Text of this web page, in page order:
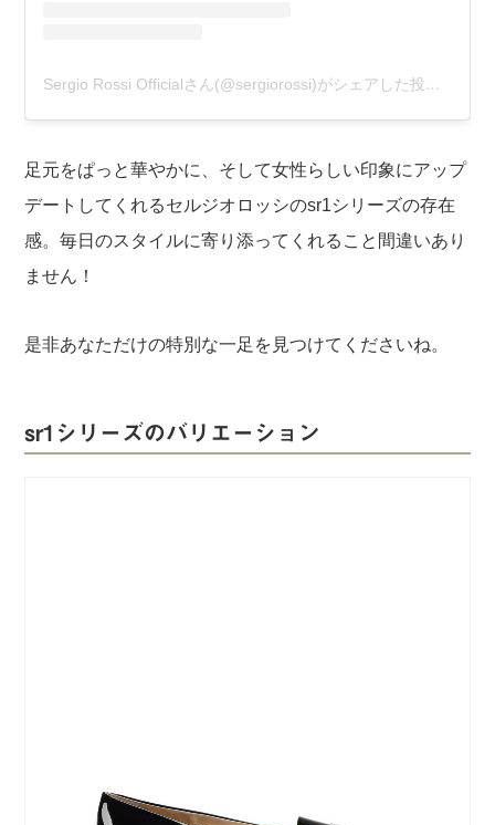
Sergio Rossi Officialさん(@sergiorossi)がシェアした投稿
足元をぱっと華やかに、そして女性らしい印象にアップ
デートしてくれるセルジオロッシのsr1シリーズの存在
感。毎日のスタイルに寄り添ってくれること間違いあり
ません！
是非あなただけの特別な一足を見つけてくださいね。
sr1シリーズのバリエーション